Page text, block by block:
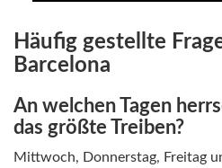
Häufig gestellte
Barcelona
An welchen Tagen
das größte Treiben?
Mittwoch, Donnerstag, Freitag